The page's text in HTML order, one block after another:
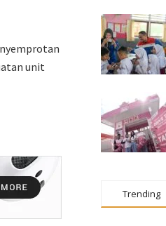
unit
Trending